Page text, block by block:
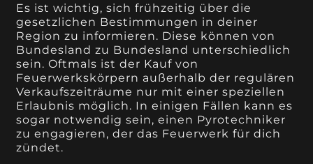
Es ist wichtig, sich frühzeitig über die
gesetzlichen Bestimmungen in deiner
Region zu informieren. Diese können von
Bundesland zu Bundesland unterschiedlich
sein. Oftmals ist der Kauf von
Feuerwerkskörpern außerhalb der regulären
Verkaufszeiträume nur mit einer speziellen
Erlaubnis möglich. In einigen Fällen kann es
sogar notwendig sein, einen Pyrotechniker
zu engagieren, der das Feuerwerk für dich
zündet.